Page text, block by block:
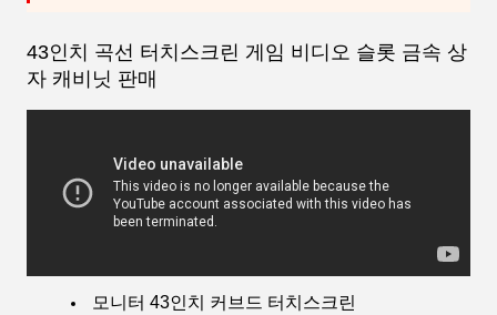
43인치 곡선 터치스크린 게임 비디오 슬롯 금속 상
자 캐비닛 판매
모니터 43인치 커브드 터치스크린